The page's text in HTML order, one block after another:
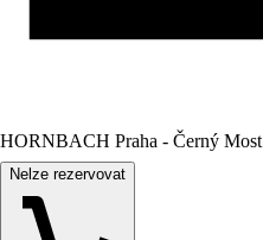
HORNBACH Praha - Černý Most
Nelze rezervovat